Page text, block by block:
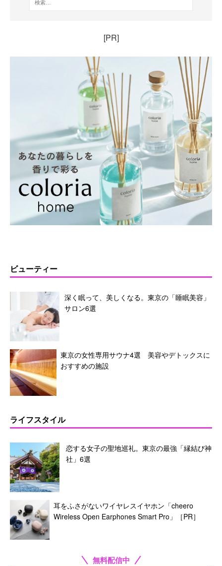
[PR]
ビューティー
深く眠って、美しくなる。東京の「睡眠美容」
サロン6選
東京の女性専用サウナ4選 美容やデトックスに
おすすめの施設
ライフスタイル
恋する女子の聖地巡礼。東京の最強「縁結び神
社」6選
耳をふさがないワイヤレスイヤホン「cheero
Wireless Open Earphones Smart Pro」［PR］
無料配信中